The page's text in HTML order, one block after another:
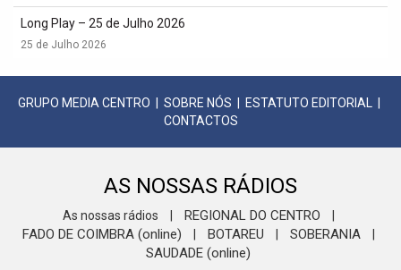
Long Play – 25 de Julho 2026
25 de Julho 2026
GRUPO MEDIA CENTRO SOBRE NÓS ESTATUTO EDITORIAL
CONTACTOS
AS NOSSAS RÁDIOS
As nossas rádios REGIONAL DO CENTRO
FADO DE COIMBRA (online) BOTAREU SOBERANIA
SAUDADE (online)